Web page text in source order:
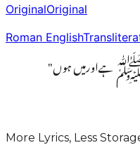
OriginalOriginal
Roman English
ﷺ ہےاورمیں ہوں"
More Lyrics, Less